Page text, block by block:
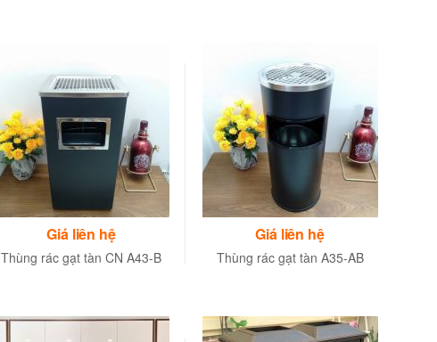
Giá liên hệ
Thùng rác gạt tàn CN A43-B
Giá liên hệ
Thùng rác gạt tàn A35-AB